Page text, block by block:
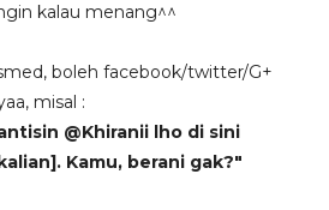
kalau menang^^
boleh facebook/twitter/G+
misal :
@Khiranii lho di sini
Kamu, berani gak?"